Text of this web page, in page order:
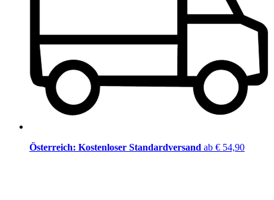
Österreich: Kostenloser Standardversand ab € 54,90